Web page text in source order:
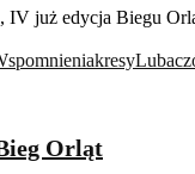
już edycja Biegu
kresy
Orląt